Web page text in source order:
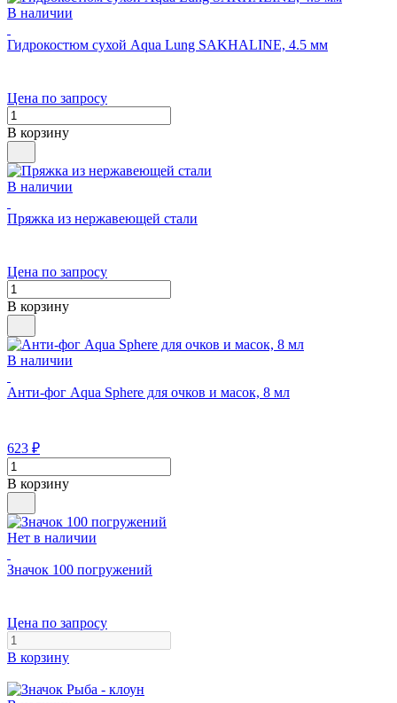
В наличии
Гидрокостюм сухой Aqua Lung SAKHALINE, 4.5 мм
Цена по запросу
В корзину
В наличии
Пряжка из нержавеющей стали
Цена по запросу
В корзину
В наличии
Анти-фог Aqua Sphere для очков и масок, 8 мл
623 ₽
В корзину
Нет в наличии
Значок 100 погружений
Цена по запросу
В корзину